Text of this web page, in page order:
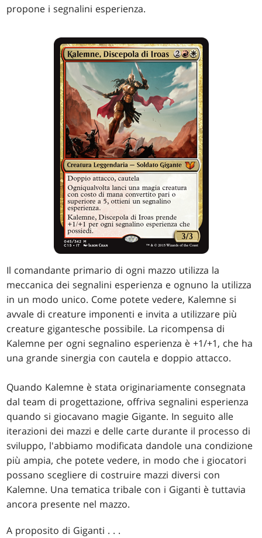
propone i segnalini esperienza.
Il comandante primario di ogni mazzo utilizza la
meccanica dei segnalini esperienza e ognuno la utilizza
in un modo unico. Come potete vedere, Kalemne si
avvale di creature imponenti e invita a utilizzare più
creature gigantesche possibile. La ricompensa di
Kalemne per ogni segnalino esperienza è +1/+1, che ha
una grande sinergia con cautela e doppio attacco.
Quando Kalemne è stata originariamente consegnata
dal team di progettazione, offriva segnalini esperienza
quando si giocavano magie Gigante. In seguito alle
iterazioni dei mazzi e delle carte durante il processo di
sviluppo, l'abbiamo modificata dandole una condizione
più ampia, che potete vedere, in modo che i giocatori
possano scegliere di costruire mazzi diversi con
Kalemne. Una tematica tribale con i Giganti è tuttavia
ancora presente nel mazzo.
A proposito di Giganti . . .